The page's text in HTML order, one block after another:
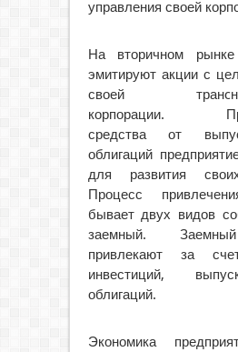
управления своей
На вторичном рынке
эмитируют акции с
своей
корпорации.
средства от
облигаций
для развития
Процесс
бывает двух видов
заемный.
привлекают за
инвестиций,
облигаций.
Экономика